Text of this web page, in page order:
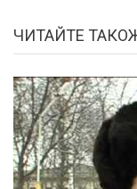
ЧИТАЙТЕ